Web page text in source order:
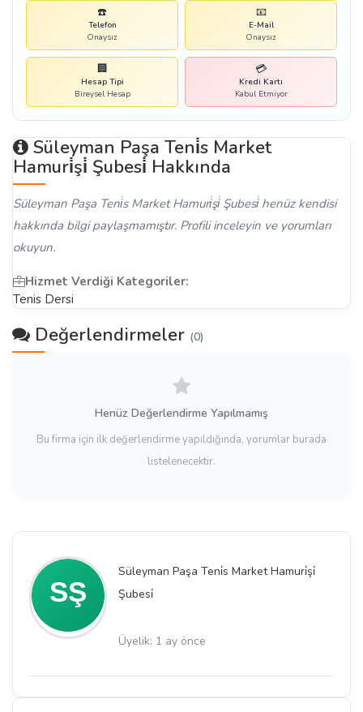
Süleyman Paşa Teni̇s Market Hamuri̇şi̇
Şubesi̇
Üyelik: 1 ay önce
☎️
Telefon
Onaysız
📧
E-Mail
Onaysız
🏢
Hesap Tipi
Bireysel Hesap
💳
Kredi Kartı
Kabul Etmiyor
Süleyman Paşa Teni̇s Market
Hamuri̇şi̇ Şubesi̇ Hakkında
Süleyman Paşa Teni̇s Market Hamuri̇şi̇ Şubesi̇ henüz kendisi
hakkında bilgi paylaşmamıştır. Profili inceleyin ve yorumları
okuyun.
Hizmet Verdiği Kategoriler:
Tenis Dersi
Değerlendirmeler (0)
Henüz Değerlendirme Yapılmamış
Bu firma için ilk değerlendirme yapıldığında, yorumlar burada
listelenecektir.